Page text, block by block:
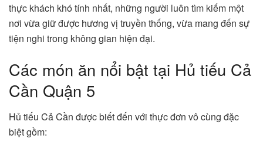
thực khách khó tính nhất, những người luôn tìm kiếm một
nơi vừa giữ được hương vị truyền thống, vừa mang đến sự
tiện nghi trong không gian hiện đại.
Các món ăn nổi bật tại Hủ tiếu Cả
Cần Quận 5
Hủ tiếu Cả Cần được biết đến với thực đơn vô cùng đặc
biệt gồm: